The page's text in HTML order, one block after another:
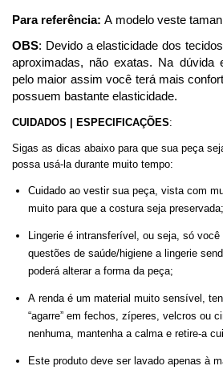
Para referência: A modelo veste
OBS: Devido a elasticidade dos
aproximadas, não exatas. Na dúvida
pelo maior assim você terá mais
possuem bastante elasticidade.
CUIDADOS | ESPECIFICAÇÕES:
Sigas as dicas abaixo para que sua peça
possa usá-la durante muito tempo:
Cuidado ao vestir sua peça, vista com
muito para que a costura seja preservada;
Lingerie é intransferível, ou seja, só
questões de saúde/higiene a lingerie
poderá alterar a forma da peça;
A renda é um material muito sensível,
“agarre” em fechos, zíperes , velcros ou
nenhuma, mantenha a calma e retire-a
Este produto deve ser lavado apenas à